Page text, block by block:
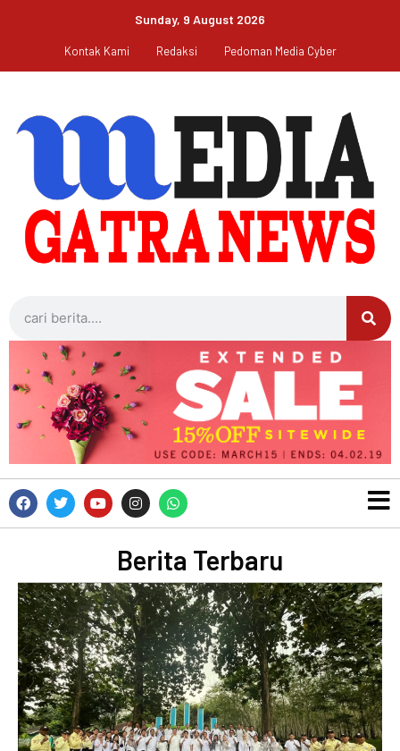
Sunday, 9 August 2026
Kontak Kami Redaksi Pedoman Media Cyber
Berita Terbaru